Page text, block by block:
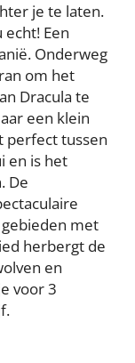
je te laten.
Een
Onderweg
om het
Dracula te
een klein
perfect tussen
en is het
De
met
herbergt de
en
voor 3